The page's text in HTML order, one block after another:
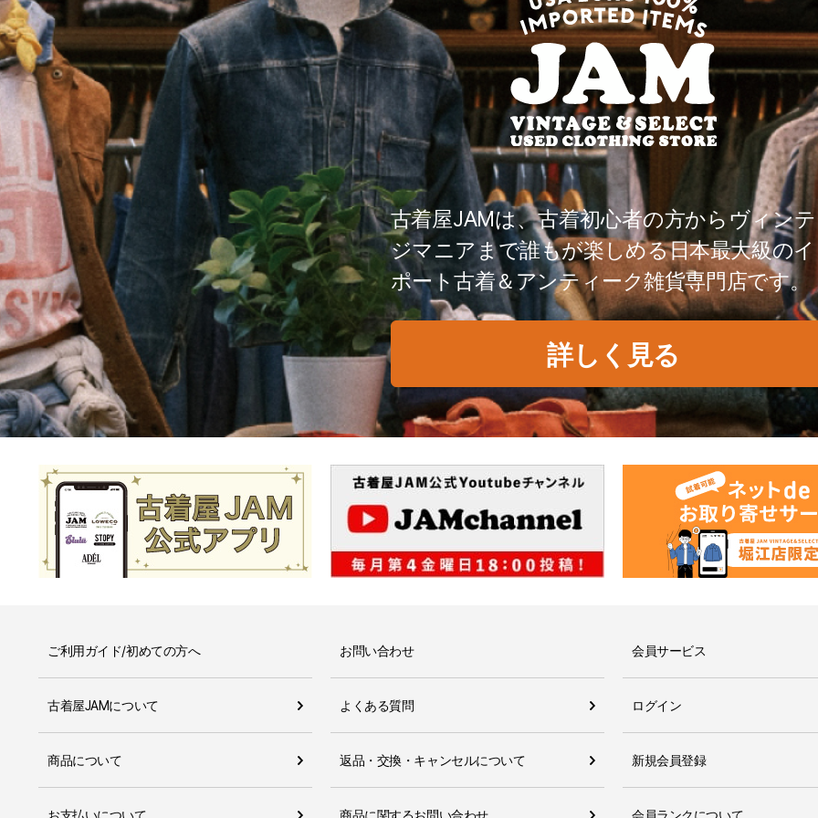
古着屋JAMは、古着初心者の方からヴィン
ジマニアまで誰もが楽しめる日本最大級の
ポート古着＆アンティーク雑貨専門店です。
詳しく見る
ご利用ガイド/初めての方へ
古着屋JAMについて
商品について
お問い合わせ
よくある質問
返品・交換・キャンセルについて
会員サービス
ログイン
新規会員登録